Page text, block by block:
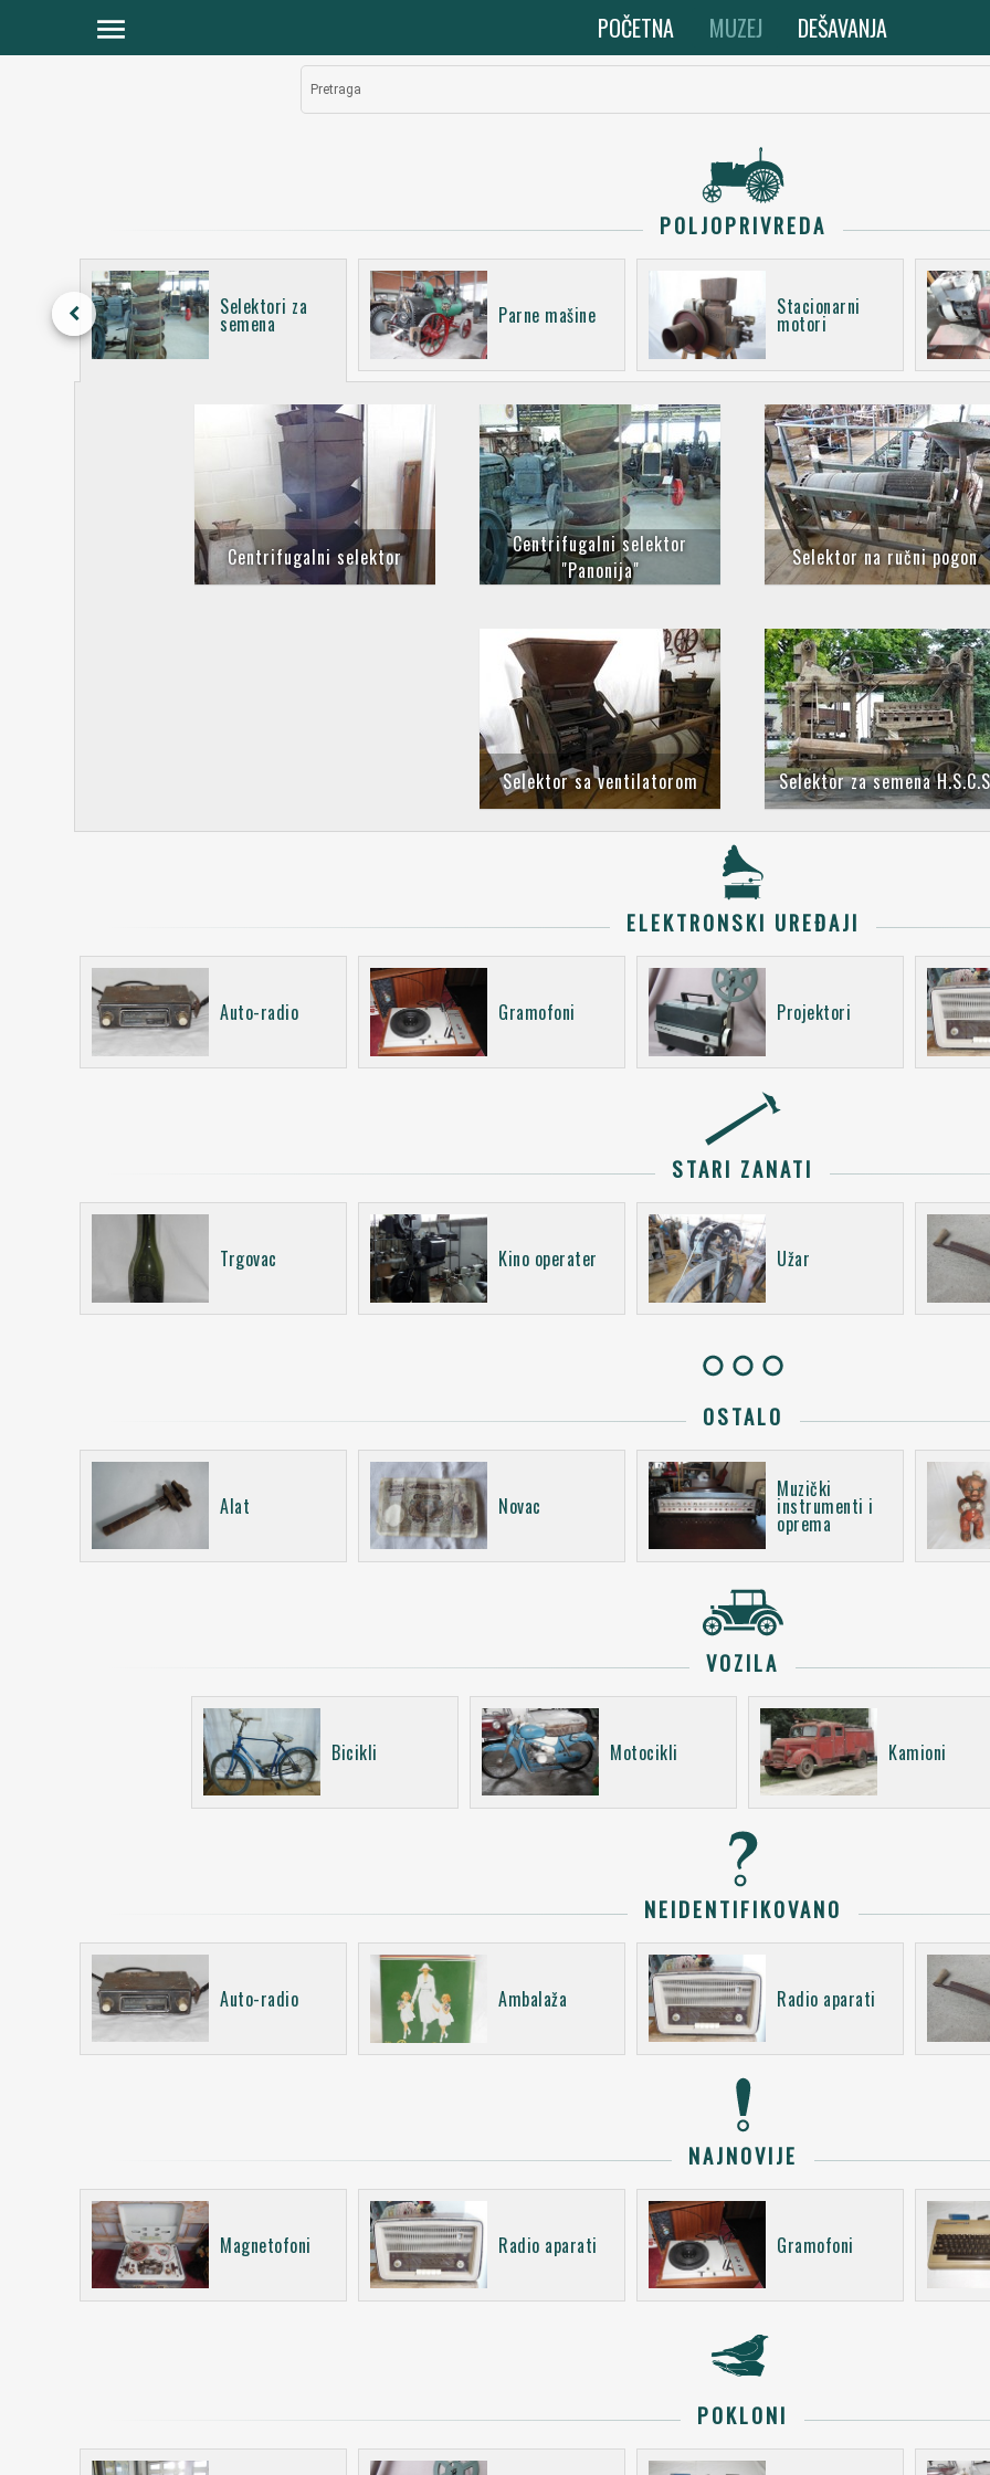
menu POČETNA MUZEJ DEŠAVANJA
Pretraga
POLJOPRIVREDA
keyboard_arrow_left Selektori za
semena Parne mašine Stacionarni
motori
Centrifugalni selektor
Centrifugalni selektor
"Panonija"
Selektor na ručni pogon
Selektor sa ventilatorom Selektor za semena H.S.C.S
ELEKTRONSKI UREĐAJI
Auto-radio Gramofoni Projektori
STARI ZANATI
Trgovac Kino operater Užar
OSTALO
Alat Novac
Muzički
instrumenti i
oprema
VOZILA
Bicikli Motocikli Kamioni
NEIDENTIFIKOVANO
Auto-radio Ambalaža Radio aparati
NAJNOVIJE
Magnetofoni Radio aparati Gramofoni
POKLONI